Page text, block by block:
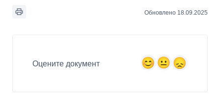
Обновлено 18.09.2025
Оцените документ